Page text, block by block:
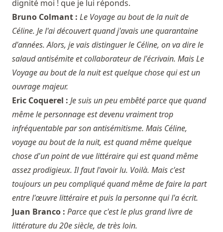
dignité moi ! que je lui réponds.
Bruno Colmant : Le Voyage au bout de la nuit de
Céline. Je l'ai découvert quand j'avais une quarantaine
d'années. Alors, je vais distinguer le Céline, on va dire le
salaud antisémite et collaborateur de l'écrivain. Mais Le
Voyage au bout de la nuit est quelque chose qui est un
ouvrage majeur.
Eric Coquerel : Je suis un peu embêté parce que quand
même le personnage est devenu vraiment trop
infréquentable par son antisémitisme. Mais Céline,
voyage au bout de la nuit, est quand même quelque
chose d'un point de vue littéraire qui est quand même
assez prodigieux. Il faut l'avoir lu. Voilà. Mais c'est
toujours un peu compliqué quand même de faire la part
entre l'œuvre littéraire et puis la personne qui l'a écrit.
Juan Branco : Parce que c'est le plus grand livre de
littérature du 20e siècle, de très loin.